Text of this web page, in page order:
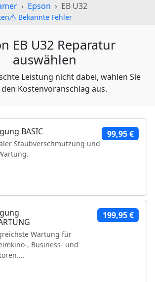
Epson EB U32
Bekannte Fehler
EB U32 Reparatur
auswählen
Leistung nicht dabei, wählen Sie
Kostenvoranschlag aus.
BASIC
Staubverschmutzung und
und Gehäuseteile
Staubablagerungen im
99,95 €
Wartung für
, Business- und
199,95 €